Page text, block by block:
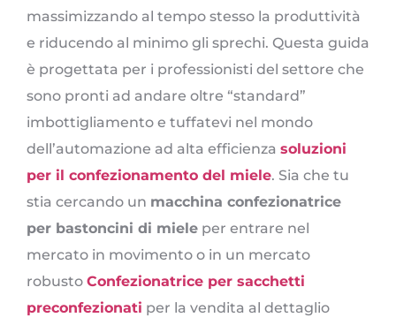
massimizzando al tempo stesso la produttività
e riducendo al minimo gli sprechi. Questa guida
è progettata per i professionisti del settore che
sono pronti ad andare oltre “standard”
imbottigliamento e tuffatevi nel mondo
dell’automazione ad alta efficienza soluzioni
per il confezionamento del miele. Sia che tu
stia cercando un macchina confezionatrice
per bastoncini di miele per entrare nel
mercato in movimento o in un mercato
robusto Confezionatrice per sacchetti
preconfezionati per la vendita al dettaglio